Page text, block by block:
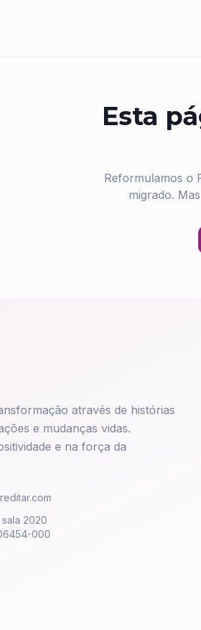
Esta
Reformulamos o
migrado.
através de histórias
e mudanças vidas.
e na força da
2020
000